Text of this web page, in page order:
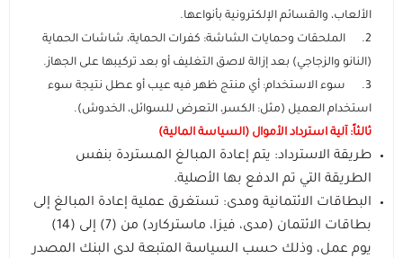
شاومي
هواوي
وصل حديثا
الاجهزة المستعملة
ايباد هونر
اجهزة التابلت
إكسسوارات الأجهزة اللوحية
عرض الكل
ساعات هواوي
ماركات ساعات متنوعة
إكسسوارات الساعات (أساور وحماية)
عرض الكل
كفرات ايفون
عرض الكل
اكسسوارات ايفون 17
اكسسوارات الساعات الذكية
استاندات وقواعد الجوال
الشواحن والمنصات
عرض الكل
كيابل
منصات وقواعد الشحن
الصوتيات والسماعات
عرض الكل
السماعات
الأجهزة المنزلية والشبكات
عرض الكل
مستلزمات السيارات
الألعاب، والقسائم الإلكترونية بأنواعها.
2. الملحقات وحمايات الشاشة: كفرات الحماية، شاشات الحماية
(النانو والزجاجي) بعد إزالة لاصق التغليف أو بعد تركيبها على الجهاز.
3. سوء الاستخدام: أي منتج ظهر فيه عيب أو عطل نتيجة سوء
استخدام العميل (مثل: الكسر، التعرض للسوائل، الخدوش).
ثالثاً: آلية استرداد الأموال (السياسة المالية)
طريقة الاسترداد: يتم إعادة المبالغ المستردة بنفس
الطريقة التي تم الدفع بها الأصلية.
البطاقات الائتمانية ومدى: تستغرق عملية إعادة المبالغ إلى
بطاقات الائتمان (مدى، فيزا، ماستركارد) من (7) إلى (14)
يوم عمل، وذلك حسب السياسة المتبعة لدى البنك المصدر